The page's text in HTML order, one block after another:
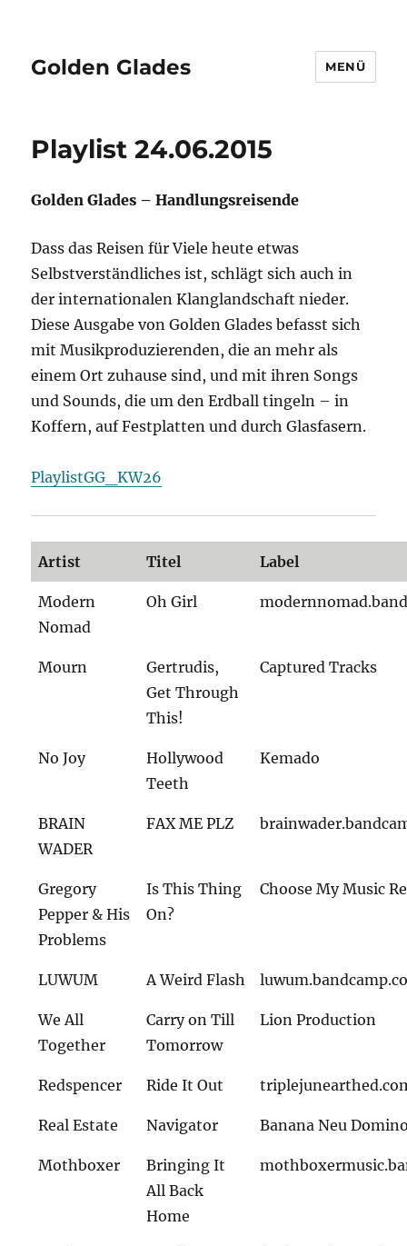
Golden Glades MENÜ
Playlist 24.06.2015
Golden Glades – Handlungsreisende
Dass das Reisen für Viele heute etwas
Selbstverständliches ist, schlägt sich auch in
der internationalen Klanglandschaft nieder.
Diese Ausgabe von Golden Glades befasst sich
mit Musikproduzierenden, die an mehr als
einem Ort zuhause sind, und mit ihren Songs
und Sounds, die um den Erdball tingeln – in
Koffern, auf Festplatten und durch Glasfasern.
PlaylistGG_KW26
Artist Titel Label
Modern
Nomad
Oh Girl
Mourn
Gertrudis,
Get Through
This!
Captured Tracks
No Joy
Hollywood
Teeth
Kemado
BRAIN
WADER
FAX ME PLZ
Gregory
Pepper & His
Problems
Is This Thing
On?
Choose My Music
LUWUM A Weird Flash
We All
Together
Carry on Till
Tomorrow
Lion Production
Redspencer Ride It Out
Real Estate Navigator Banana Neu
Mothboxer
Bringing It
All Back
Home